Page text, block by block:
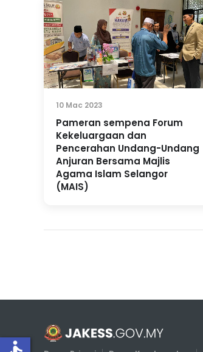
10 Mac 2023
Pameran sempena Forum
Kekeluargaan dan
Pencerahan Undang-Undang
Anjuran Bersama Majlis
Agama Islam Selangor
(MAIS)